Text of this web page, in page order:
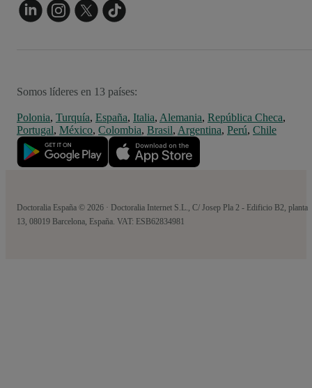
Somos líderes en 13 países:
Polonia, Turquía, España, Italia, Alemania, República Checa,
Portugal, México, Colombia, Brasil, Argentina, Perú, Chile
Doctoralia España © 2026 · Doctoralia Internet S.L., C/ Josep Pla 2 - Edificio B2, planta
13, 08019 Barcelona, España. VAT: ESB62834981